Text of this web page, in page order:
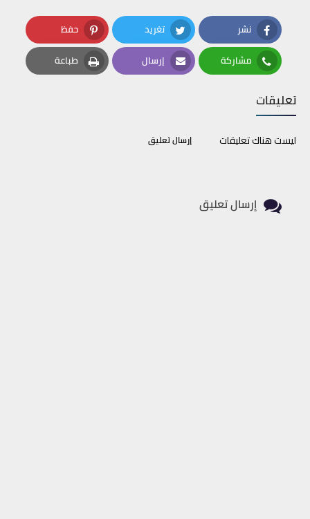
نشر
Facebook
تغريد
Twitter
حفظ
Pinterest
مشاركة
Whatsapp
إرسال
Email
طباعة
Print
تعليقات
ليست هناك تعليقات إرسال تعليق
إرسال تعليق